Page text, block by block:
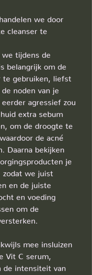
we door
cleanser te
tijdens de
belangrijk om de
te gebruiken, liefst
de noden van je
agressief zou
extra sebum
om de droogte te
de acné
Daarna bekijken
je
zodat we juist
en de juiste
en voeding
om de
mee insluizen
Vit C serum,
de intensiteit van